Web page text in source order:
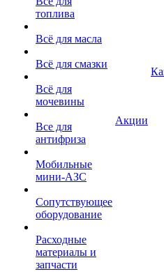
топлива
Всё для масла
Всё для смазки
Всё для
мочевины
Все для
антифриза
Мобильные
мини-АЗС
Сопутствующее
оборудование
Расходные
материалы и
запчасти
Акции